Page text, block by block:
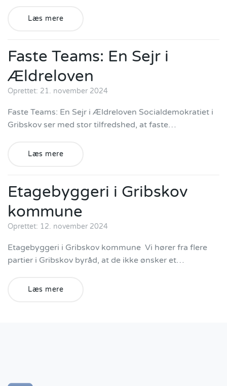
Læs mere
Faste Teams: En Sejr i
Ældreloven
Oprettet: 21. november 2024
Faste Teams: En Sejr i Ældreloven Socialdemokratiet i
Gribskov ser med stor tilfredshed, at faste…
Læs mere
Etagebyggeri i Gribskov
kommune
Oprettet: 12. november 2024
Etagebyggeri i Gribskov kommune Vi hører fra flere
partier i Gribskov byråd, at de ikke ønsker et…
Læs mere